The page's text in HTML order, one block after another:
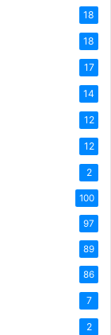
18
18
17
14
12
12
2
100
97
89
86
7
2